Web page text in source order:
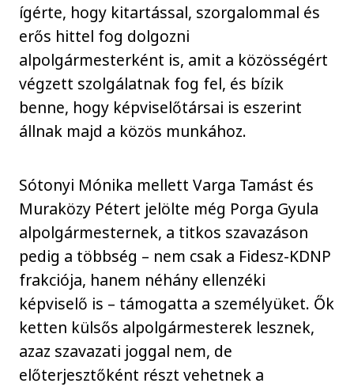
ígérte, hogy kitartással, szorgalommal és
erős hittel fog dolgozni
alpolgármesterként is, amit a közösségért
végzett szolgálatnak fog fel, és bízik
benne, hogy képviselőtársai is eszerint
állnak majd a közös munkához.
Sótonyi Mónika mellett Varga Tamást és
Muraközy Pétert jelölte még Porga Gyula
alpolgármesternek, a titkos szavazáson
pedig a többség – nem csak a Fidesz-KDNP
frakciója, hanem néhány ellenzéki
képviselő is – támogatta a személyüket. Ők
ketten külsős alpolgármesterek lesznek,
azaz szavazati joggal nem, de
előterjesztőként részt vehetnek a